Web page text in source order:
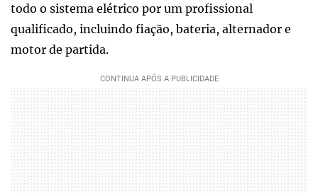
todo o sistema elétrico por um profissional
qualificado, incluindo fiação, bateria, alternador e
motor de partida.